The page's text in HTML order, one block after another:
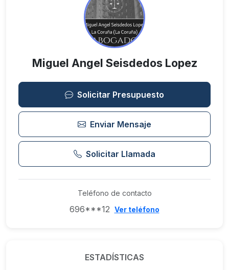
Miguel Angel Seisdedos Lopez
Solicitar Presupuesto
Enviar Mensaje
Solicitar Llamada
Teléfono de contacto
696***12 Ver teléfono
ESTADÍSTICAS